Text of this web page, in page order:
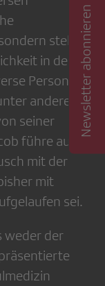
stelle
in den
Personen
anderem
seiner
führe aus,
mit der
mit
sei.
weder der
Newsletter abonnieren